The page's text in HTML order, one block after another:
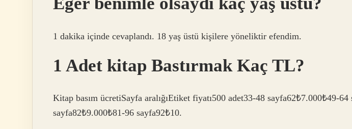
1 dakika içinde cevaplandı. 18 yaş üstü kişilere yöneliktir efendim.
1 Adet kitap Bastırmak Kaç TL?
Kitap basım ücretiSayfa aralığıEtiket fiyatı500 adet33-48 sayfa62₺7.000₺49-
sayfa82₺9.000₺81-96 sayfa92₺10.